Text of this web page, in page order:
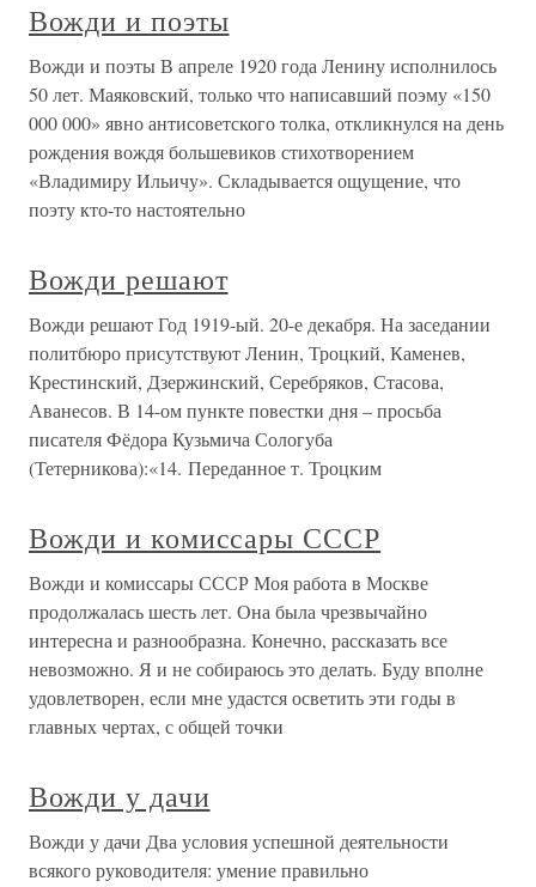
Вожди и поэты
Вожди и поэты В апреле 1920 года Ленину исполнилось
50 лет. Маяковский, только что написавший поэму «150
000 000» явно антисоветского толка, откликнулся на день
рождения вождя большевиков стихотворением
«Владимиру Ильичу». Складывается ощущение, что
поэту кто-то настоятельно
Вожди решают
Вожди решают Год 1919-ый. 20-е декабря. На заседании
политбюро присутствуют Ленин, Троцкий, Каменев,
Крестинский, Дзержинский, Серебряков, Стасова,
Аванесов. В 14-ом пункте повестки дня – просьба
писателя Фёдора Кузьмича Сологуба
(Тетерникова):«14. Переданное т. Троцким
Вожди и комиссары СССР
Вожди и комиссары СССР Моя работа в Москве
продолжалась шесть лет. Она была чрезвычайно
интересна и разнообразна. Конечно, рассказать все
невозможно. Я и не собираюсь это делать. Буду вполне
удовлетворен, если мне удастся осветить эти годы в
главных чертах, с общей точки
Вожди у дачи
Вожди у дачи Два условия успешной деятельности
всякого руководителя: умение правильно